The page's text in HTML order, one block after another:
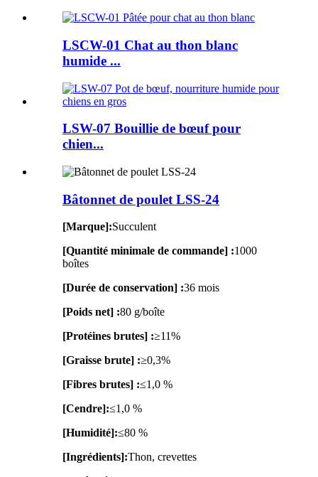
LSCW-01 Chat au thon blanc
humide ...
LSW-07 Bouillie de bœuf pour
chien...
Bâtonnet de poulet LSS-24
[Marque]:Succulent
[Quantité minimale de commande] :1000
boîtes
[Durée de conservation] :36 mois
[Poids net] :80 g/boîte
[Protéines brutes] :≥11%
[Graisse brute] :≥0,3%
[Fibres brutes] :≤1,0 %
[Cendre]:≤1,0 %
[Humidité]:≤80 %
[Ingrédients]:Thon, crevettes